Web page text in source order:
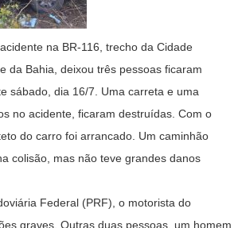
na BR-116, trecho da Cidade
da Bahia, deixou três pessoas ficaram
sábado, dia 16/7. Uma carreta e uma
no acidente, ficaram destruídas. Com o
do carro foi arrancado. Um caminhão
colisão, mas não teve grandes danos
Federal (PRF), o motorista do
graves. Outras duas pessoas, um homem